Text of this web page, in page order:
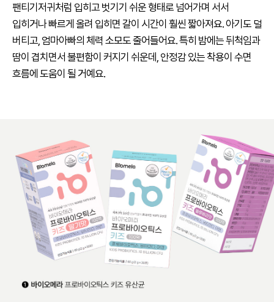
팬티기저귀처럼 입히고 벗기기 쉬운 형태로 넘어가며 서서
입히거나 빠르게 올려 입히면 갈이 시간이 훨씬 짧아져요. 아기도 덜
버티고, 엄마아빠의 체력 소모도 줄어들어요. 특히 밤에는 뒤척임과
땀이 겹치면서 불편함이 커지기 쉬운데, 안정감 있는 착용이 수면
흐름에 도움이 될 거예요.